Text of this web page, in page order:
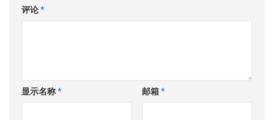
评论*
显示名称* 邮箱*